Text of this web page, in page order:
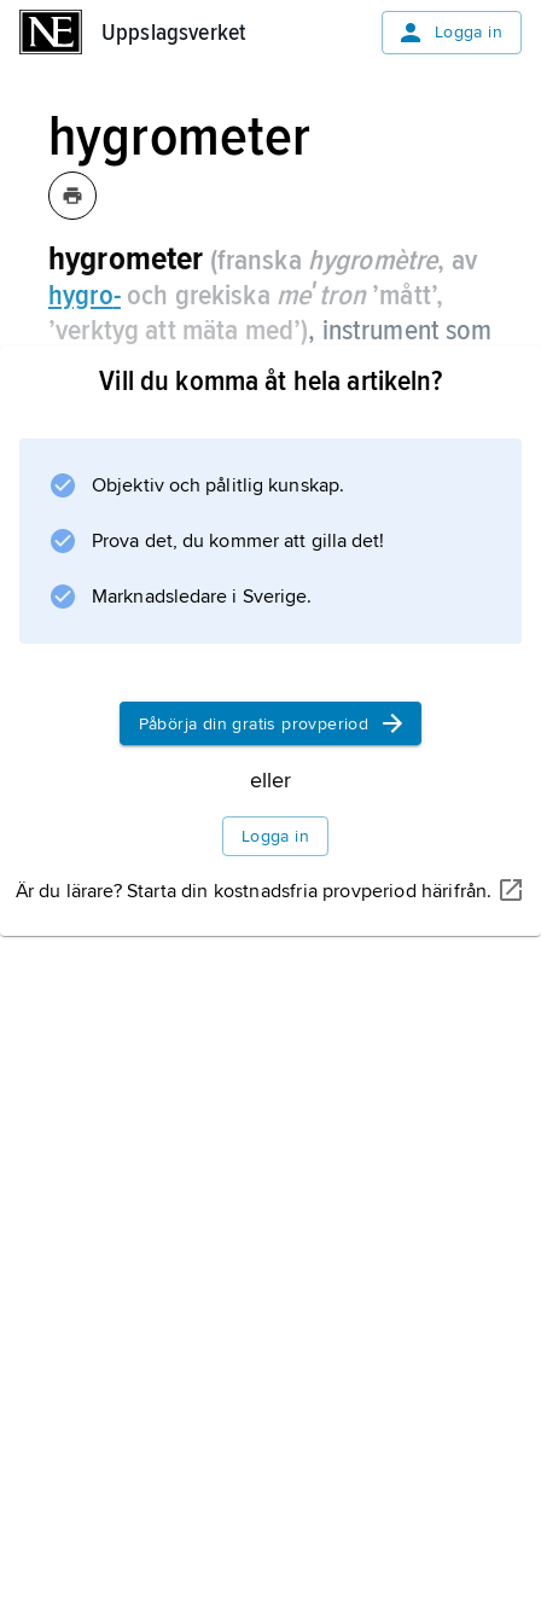
Uppslagsverket Logga in
hygrometer
hygrometer (franska hygromètre, av
hygro-och grekiska meʹtron’mått’,
’verktyg att mäta med’), instrument som
mäter luftens relativa fuktighet.
.
Information om artikeln
Vill du komma åt hela artikeln?
Objektiv och pålitlig kunskap.
Prova det, du kommer att gilla det!
Marknadsledare i Sverige.
Påbörja din gratis provperiod
eller
Logga in
Är du lärare? Starta din kostnadsfria provperiod härifrån.